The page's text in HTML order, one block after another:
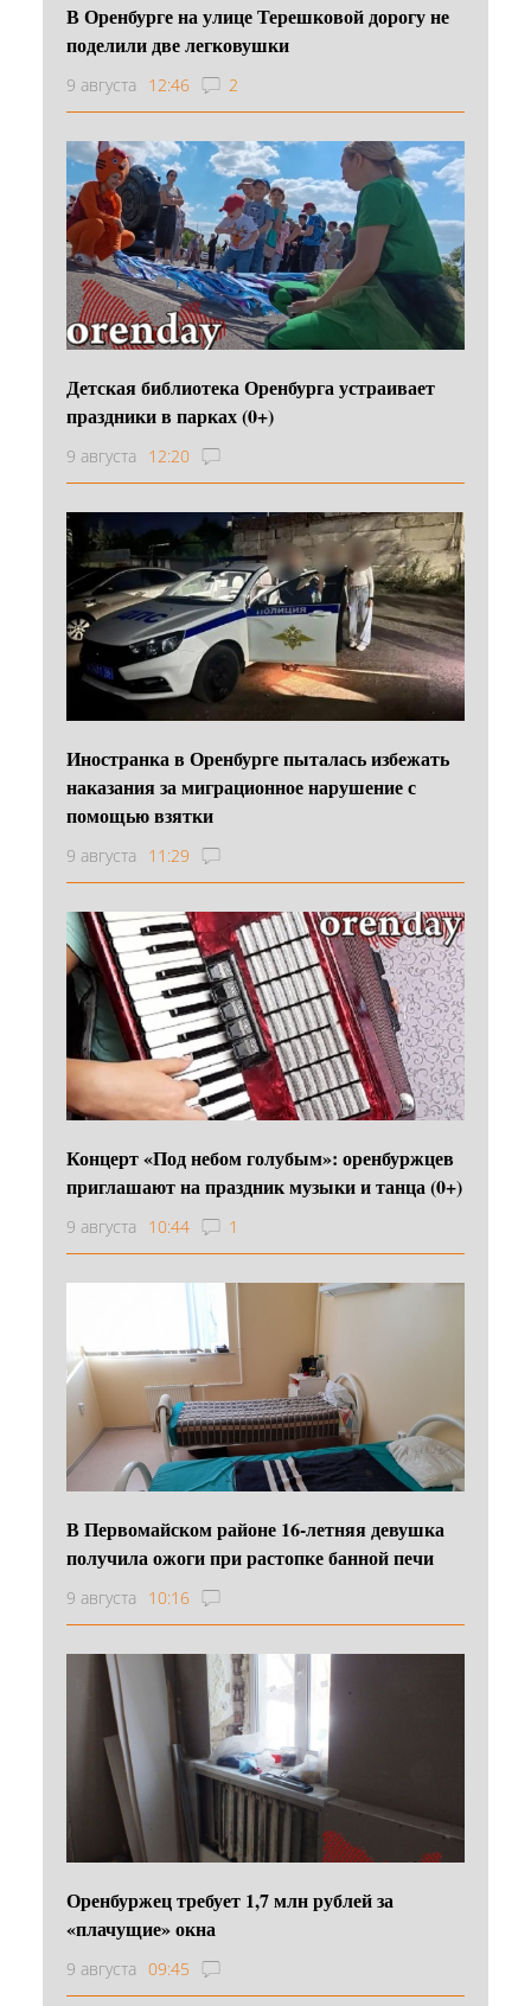
В Оренбурге на улице Терешковой дорогу не
поделили две легковушки
9 августа 12:46 2
Детская библиотека Оренбурга устраивает
праздники в парках (0+)
9 августа 12:20
Иностранка в Оренбурге пыталась избежать
наказания за миграционное нарушение с
помощью взятки
9 августа 11:29
Концерт «Под небом голубым»: оренбуржцев
приглашают на праздник музыки и танца (0+)
9 августа 10:44 1
В Первомайском районе 16‑летняя девушка
получила ожоги при растопке банной печи
9 августа 10:16
Оренбуржец требует 1,7 млн рублей за
«плачущие» окна
9 августа 09:45